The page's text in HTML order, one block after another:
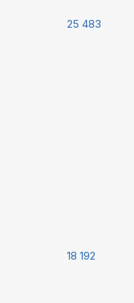
25 483
18 192